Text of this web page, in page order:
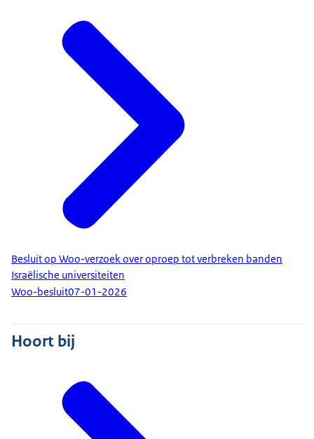
Besluit op Woo-verzoek over oproep tot verbreken banden
Israëlische universiteiten
Woo-besluit07-01-2026
Hoort bij